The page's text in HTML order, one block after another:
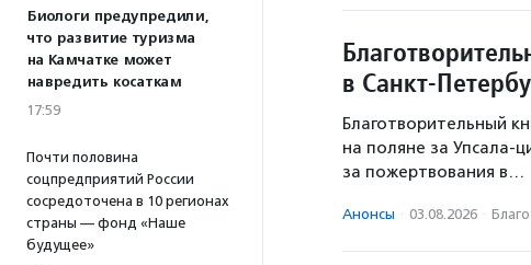
Биологи предупредили,
что развитие туризма
на Камчатке может
навредить косаткам
17:59
Почти половина
соцпредприятий России
сосредоточена в 10 регионах
страны — фонд «Наше
будущее»
в Санкт-
Благотворительный
на поляне за Упсала-
за пожертвования в…
Анонсы · 03.08.2026 ·